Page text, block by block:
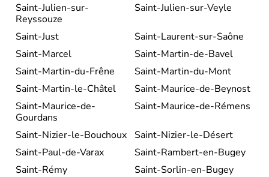
Saint-Julien-sur-
Reyssouze
Saint-Julien-sur-Veyle
Saint-Just
Saint-Laurent-sur-Saône
Saint-Marcel
Saint-Martin-de-Bavel
Saint-Martin-du-Frêne
Saint-Martin-du-Mont
Saint-Martin-le-Châtel
Saint-Maurice-de-Beynost
Saint-Maurice-de-
Gourdans
Saint-Maurice-de-Rémens
Saint-Nizier-le-Bouchoux
Saint-Nizier-le-Désert
Saint-Paul-de-Varax
Saint-Rambert-en-Bugey
Saint-Rémy
Saint-Sorlin-en-Bugey